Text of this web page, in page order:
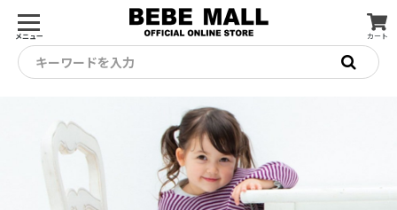
メニュー カート
キーワードを入力